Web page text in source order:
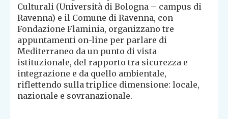
Culturali (Università di Bologna – campus di
Ravenna) e il Comune di Ravenna, con
Fondazione Flaminia, organizzano tre
appuntamenti on-line per parlare di
Mediterraneo da un punto di vista
istituzionale, del rapporto tra sicurezza e
integrazione e da quello ambientale,
riflettendo sulla triplice dimensione: locale,
nazionale e sovranazionale.